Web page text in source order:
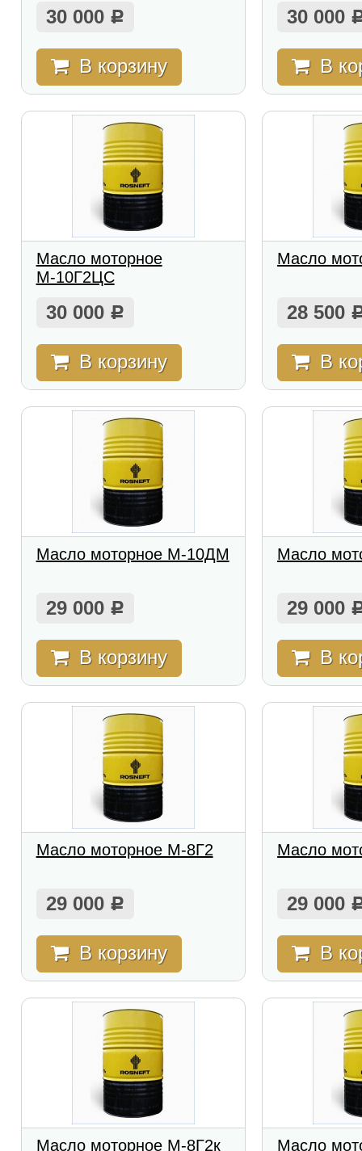
30 000 Р
В корзину
30 000
В
Масло моторное
М-10Г2ЦС
30 000 Р
В корзину
Масло
28 500
В
Масло моторное М-10ДМ
29 000 Р
В корзину
Масло
29 000
В
Масло моторное М-8Г2
29 000 Р
В корзину
Масло
29 000
В
Масло моторное М-8Г2к Масло